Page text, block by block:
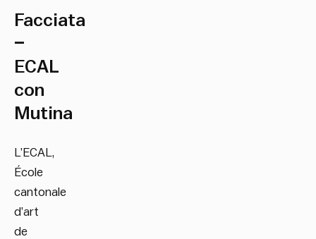
Facciata
–
ECAL
con
Mutina
L’ECAL,
École
cantonale
d’art
de